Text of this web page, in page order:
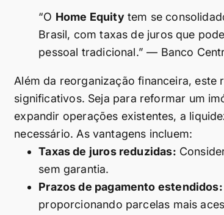
“O Home Equitytem se
Brasil, com taxas de juros que
pessoal tradicional.” — Banco
Além da reorganização financeira,
significativos. Seja para reformar um
expandir operações existentes, a
necessário. As vantagens incluem:
Taxas de juros reduzidas:
sem garantia.
Prazos de pagamento estendidos:
proporcionando parcelas mais